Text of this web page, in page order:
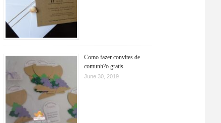
Como fazer convites de
comunh?o gratis
June 30, 2019